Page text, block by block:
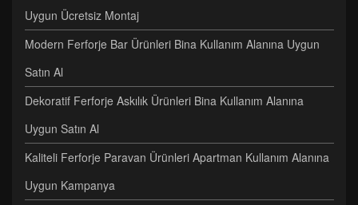
Uygun Ücretsiz Montaj
Modern Ferforje Bar Ürünleri Bina Kullanım Alanına Uygun
Satın Al
Dekoratif Ferforje Askılık Ürünleri Bina Kullanım Alanına
Uygun Satın Al
Kaliteli Ferforje Paravan Ürünleri Apartman Kullanım Alanına
Uygun Kampanya